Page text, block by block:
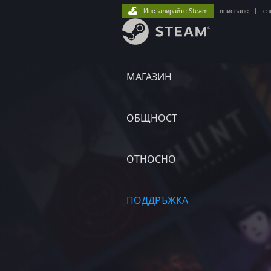
МАГАЗИН
ОБЩНОСТ
ОТНОСНО
ПОДДРЪЖКА
Инсталирайте Steam вписване